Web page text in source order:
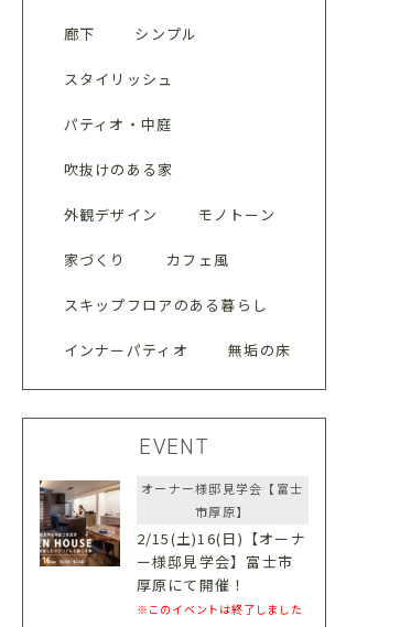
廊下 シンプル
スタイリッシュ
パティオ・中庭
吹抜けのある家
外観デザイン モノトーン
家づくり カフェ風
スキップフロアのある暮らし
インナーパティオ 無垢の床
EVENT
オーナー様邸見学会【富士
市厚原】
2/15(土)16(日)【オーナ
ー様邸見学会】富士市
厚原にて開催！
※このイベントは終了しました